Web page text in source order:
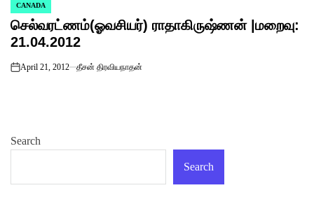
POSTED
IN
CANADA
செல்வரட்ணம்(ஓவசியர்) ராதாகிருஷ்ணன் |மறைவு:
21.04.2012
on
April 21, 2012 தீசன் திரவியநாதன்
Search
Search